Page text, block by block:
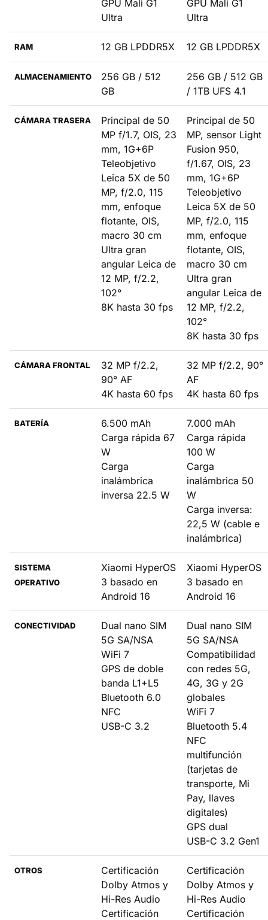
GPU Mali G1
Ultra
GPU Mali G1
Ultra
RAM 12 GB LPDDR5X 12 GB LPDDR5X
ALMACENAMIENTO
256 GB / 512
GB
256 GB / 512 GB
/ 1TB UFS 4.1
CÁMARA TRASERA
Principal de 50
MP f/1.7, OIS, 23
mm, 1G+6P
Teleobjetivo
Leica 5X de 50
MP, f/2.0, 115
mm, enfoque
flotante, OIS,
macro 30 cm
Ultra gran
angular Leica de
12 MP, f/2.2,
102°
8K hasta 30 fps
Principal de 50
MP, sensor Light
Fusion 950,
f/1.67, OIS, 23
mm, 1G+6P
Teleobjetivo
Leica 5X de 50
MP, f/2.0, 115
mm, enfoque
flotante, OIS,
macro 30 cm
Ultra gran
angular Leica de
12 MP, f/2.2,
102°
8K hasta 30 fps
CÁMARA FRONTAL
32 MP f/2.2,
90° AF
4K hasta 60 fps
32 MP f/2.2, 90°
AF
4K hasta 60 fps
BATERÍA
6.500 mAh
Carga rápida 67
W
Carga
inalámbrica
inversa 22.5 W
7.000 mAh
Carga rápida
100 W
Carga
inalámbrica 50
W
Carga inversa:
22,5 W (cable e
inalámbrica)
SISTEMA
OPERATIVO
Xiaomi HyperOS
3 basado en
Android 16
Xiaomi HyperOS
3 basado en
Android 16
CONECTIVIDAD
Dual nano SIM
5G SA/NSA
WiFi 7
GPS de doble
banda L1+L5
Bluetooth 6.0
NFC
USB-C 3.2
Dual nano SIM
5G SA/NSA
Compatibilidad
con redes 5G,
4G, 3G y 2G
globales
WiFi 7
Bluetooth 5.4
NFC
multifunción
(tarjetas de
transporte, Mi
Pay, llaves
digitales)
GPS dual
USB-C 3.2 Gen1
OTROS
Certificación
Dolby Atmos y
Hi-Res Audio
Certificación
Certificación
Dolby Atmos y
Hi-Res Audio
Certificación